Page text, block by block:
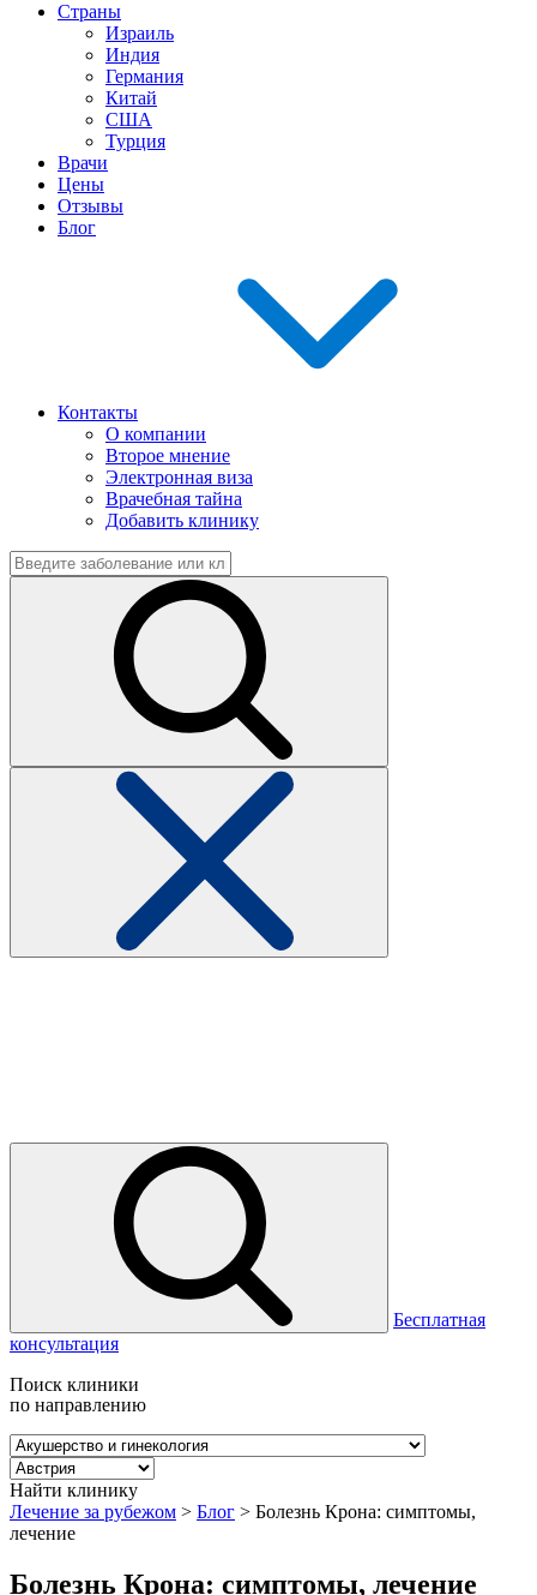
Страны
Израиль
Индия
Германия
Китай
США
Турция
Врачи
Цены
Отзывы
Блог
Контакты
О компании
Второе мнение
Электронная виза
Врачебная тайна
Добавить клинику
Бесплатная
консультация
Поиск клиники
по направлению
Найти клинику
Лечение за рубежом > Блог > Болезнь Крона: симптомы,
лечение
Болезнь Крона: симптомы, лечение